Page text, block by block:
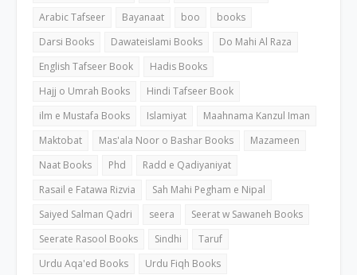
Arabic Tafseer
Bayanaat boo
books
Darsi Books
Dawateislami Books
Do Mahi Al Raza
English Tafseer Book
Hadis Books
Hajj o Umrah Books
Hindi Tafseer Book
ilm e Mustafa Books
Islamiyat
Maahnama Kanzul Iman
Maktobat
Mas'ala Noor o Bashar Books
Mazameen
Naat Books
Phd
Radd e Qadiyaniyat
Rasail e Fatawa Rizvia
Sah Mahi Pegham e Nipal
Saiyed Salman Qadri
seera
Seerat w Sawaneh Books
Seerate Rasool Books
Sindhi
Taruf
Urdu Aqa'ed Books
Urdu Fiqh Books